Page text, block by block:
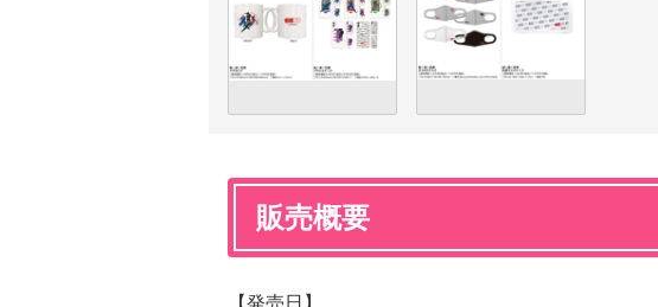
販売概要
【発売日】